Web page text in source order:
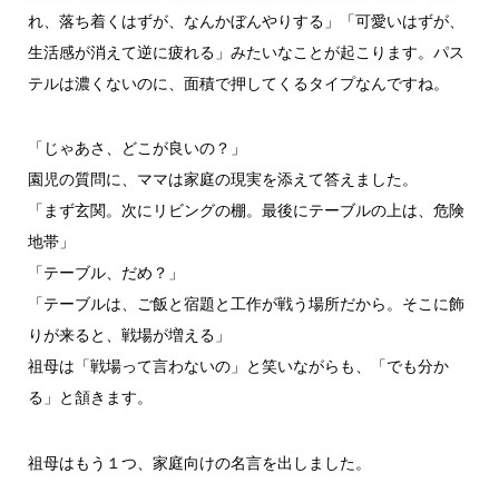
れ、落ち着くはずが、なんかぼんやりする」「可愛いはずが、
生活感が消えて逆に疲れる」みたいなことが起こります。パス
テルは濃くないのに、面積で押してくるタイプなんですね。
「じゃあさ、どこが良いの？」
園児の質問に、ママは家庭の現実を添えて答えました。
「まず玄関。次にリビングの棚。最後にテーブルの上は、危険
地帯」
「テーブル、だめ？」
「テーブルは、ご飯と宿題と工作が戦う場所だから。そこに飾
りが来ると、戦場が増える」
祖母は「戦場って言わないの」と笑いながらも、「でも分か
る」と頷きます。
祖母はもう１つ、家庭向けの名言を出しました。